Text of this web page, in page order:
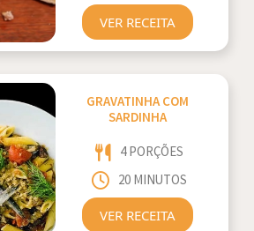
VER RECEITA
GRAVATINHA COM
SARDINHA
4 PORÇÕES
20 MINUTOS
VER RECEITA